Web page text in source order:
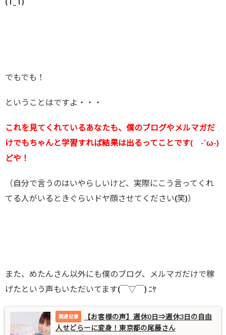
でもでも！
ということはですよ・・・
これを見てくれているあなたも、僕のブログやメルマガだ
けでもちゃんと学習すれば結果は出るってことです( -`ω-)
どや！
（自分で言うのはいやらしいけど、実際にこう言ってくれ
てる人がいるときぐらいドヤ顔させてください(笑)）
また、めたんさん以外にも僕のブログ、メルマガだけで稼
げたという声もいただいてます(￣▽￣) ﾆﾔ
【お客様の声】週休0日⇒週休3日の自由
人せどらーに変身！東京都の尾藤さん